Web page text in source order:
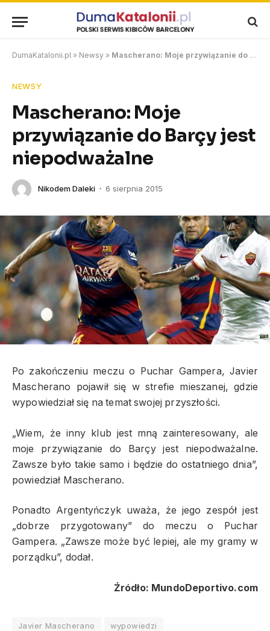
DumaKatalonii.pl » Newsy » Mascherano: Moje przywiązanie do Barçy jest niepodważalne
NEWSY
Mascherano: Moje
przywiązanie do Barçy jest
niepodważalne
Nikodem Daleki 6 sierpnia 2015
Po zakończeniu meczu o Puchar Gampera, Javier
Mascherano pojawił się w strefie mieszanej, gdzie
wypowiedział się na temat swojej przyszłości.
„Wiem, że inny klub jest mną zainteresowany, ale
moje przywiązanie do Barçy jest niepodważalne.
Zawsze było takie samo i będzie do ostatniego dnia”,
powiedział Mascherano.
Ponadto Argentyńczyk uważa, że jego zespół jest
„dobrze przygotowany” do meczu o Puchar
Gampera. „Zawsze może być lepiej, ale my gramy w
porządku”, dodał.
Źródło: MundoDeportivo.com
Javier Mascherano wypowiedzi